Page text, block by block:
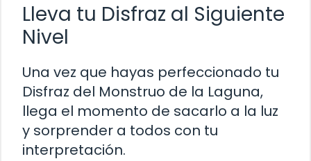
Lleva tu Disfraz al Siguiente
Nivel
Una vez que hayas perfeccionado tu
Disfraz del Monstruo de la Laguna,
llega el momento de sacarlo a la luz
y sorprender a todos con tu
interpretación.